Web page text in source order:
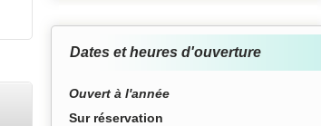
Dates et heures d'ouverture
Ouvert à l'année
Sur réservation